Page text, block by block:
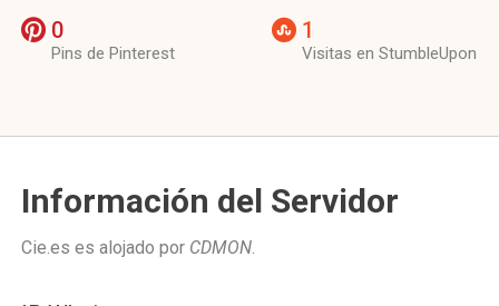
0
Pins de Pinterest
1
Visitas en StumbleUpon
Información del Servidor
Cie.es es alojado por CDMON.